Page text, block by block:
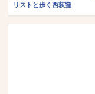
リストと歩く西荻窪